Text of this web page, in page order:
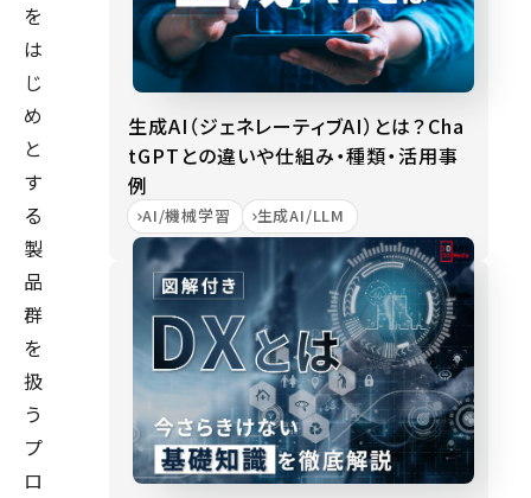
を
は
じ
め
と
す
る
製
品
群
を
扱
う
プ
ロ
生成AI（ジェネレーティブAI）とは？Cha
tGPTとの違いや仕組み・種類・活用事
例
AI/機械学習 生成AI/LLM